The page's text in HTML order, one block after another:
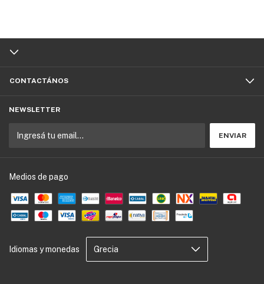
CONTACTÁNOS
NEWSLETTER
Medios de pago
Idiomas y monedas